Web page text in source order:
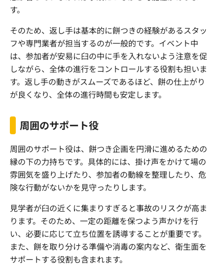
す。
そのため、返し手は基本的に餅つきの経験があるスタッ
フや専門業者が担当するのが一般的です。イベント中
は、参加者が安易に臼の中に手を入れないよう注意を促
しながら、全体の進行をコントロールする役割も担いま
す。返し手の動きがスムーズであるほど、餅の仕上がり
が良くなり、全体の進行時間も安定します。
周囲のサポート役
周囲のサポート役は、餅つき企画を円滑に進めるための
縁の下の力持ちです。具体的には、掛け声をかけて場の
雰囲気を盛り上げたり、参加者の動線を整理したり、危
険な行動がないかを見守ったりします。
見学者が臼の近くに集まりすぎると事故のリスクが高ま
ります。そのため、一定の距離を保つよう声かけを行
い、必要に応じて立ち位置を誘導することが重要です。
また、餅を取り分ける準備や消毒の案内など、衛生面を
サポートする役割も含まれます。